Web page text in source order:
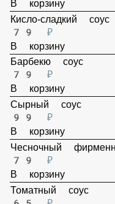
Ореховый соус
99 ₽
В корзину
Кисло-сладкий соус
79 ₽
В корзину
Барбекю соус
79 ₽
В корзину
Сырный соус
99 ₽
В корзину